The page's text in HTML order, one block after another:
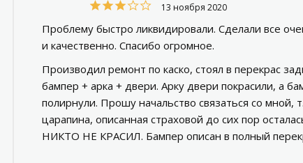
13 ноября 2020
Проблему быстро ликвидировали. Сделали все
и качественно. Спасибо огромное.
Производил ремонт по каско, стоял в перекрас
бампер + арка + двери. Арку двери покрасили, а
полирнули. Прошу начальство связаться со мной,
царапина, описанная страховой до сих пор
НИКТО НЕ КРАСИЛ. Бампер описан в полный